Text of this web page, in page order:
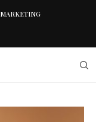
MARKETING